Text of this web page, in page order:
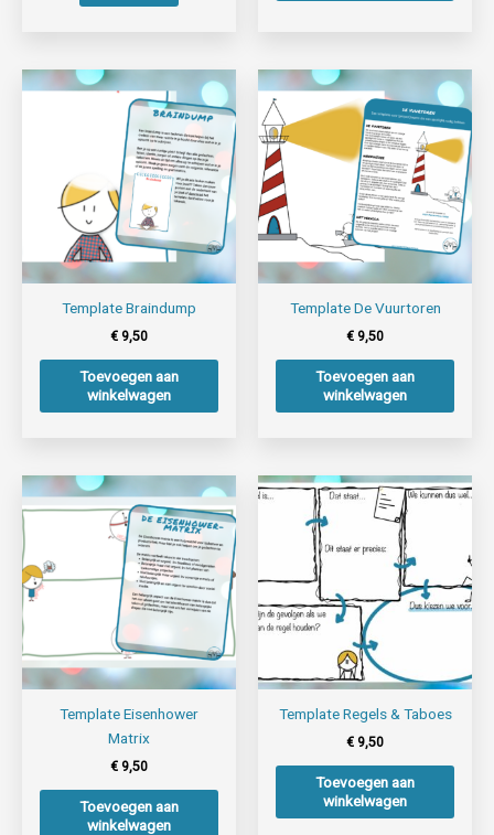
Template Braindump
€ 9,50
Toevoegen aan
winkelwagen
Template De Vuurtoren
€ 9,50
Toevoegen aan
winkelwagen
Template Eisenhower
Matrix
€ 9,50
Toevoegen aan
winkelwagen
Template Regels & Taboes
€ 9,50
Toevoegen aan
winkelwagen